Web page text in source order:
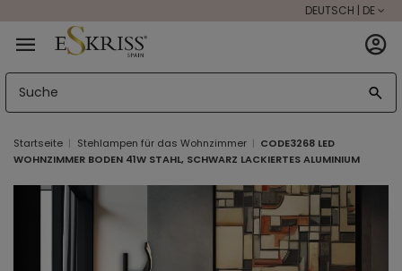
DEUTSCH | DE
Startseite Stehlampen für das Wohnzimmer
CODE3268 LED
WOHNZIMMER BODEN 41W STAHL, SCHWARZ LACKIERTES ALUMINIUM